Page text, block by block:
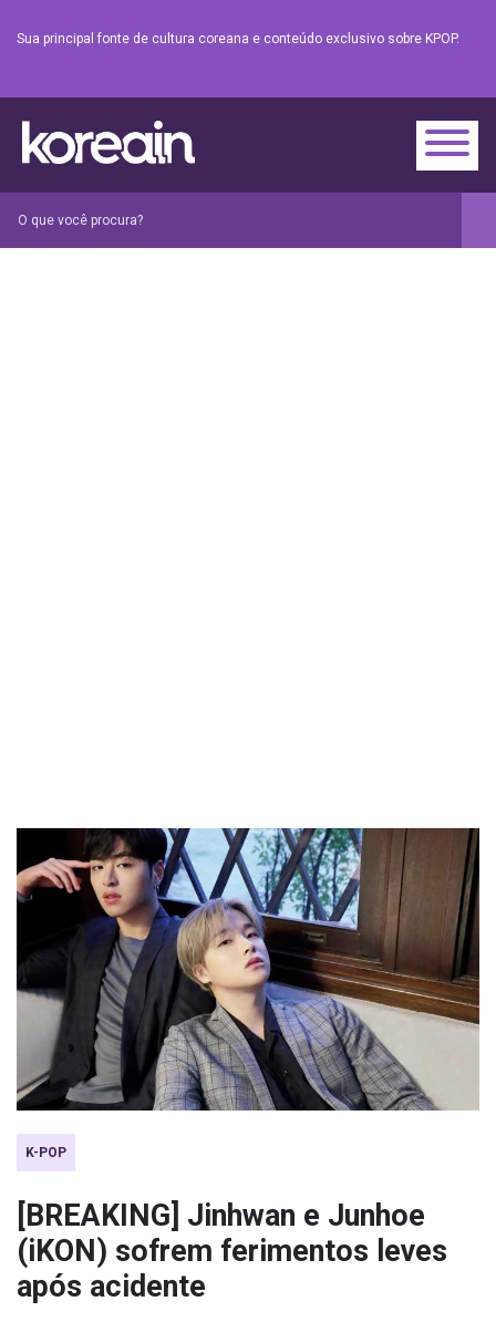
Sua principal fonte de cultura coreana e conteúdo exclusivo sobre KPOP.
K-POP
[BREAKING] Jinhwan e Junhoe
(iKON) sofrem ferimentos leves
após acidente